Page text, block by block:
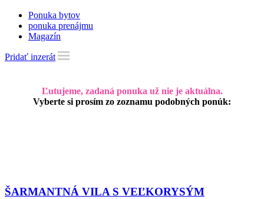
Ponuka bytov
ponuka prenájmu
Magazín
Pridať inzerát
Ľutujeme, zadaná ponuka už nie je aktuálna.
Vyberte si prosím zo zoznamu podobných ponúk:
ŠARMANTNÁ VILA S VEĽKORYSÝM